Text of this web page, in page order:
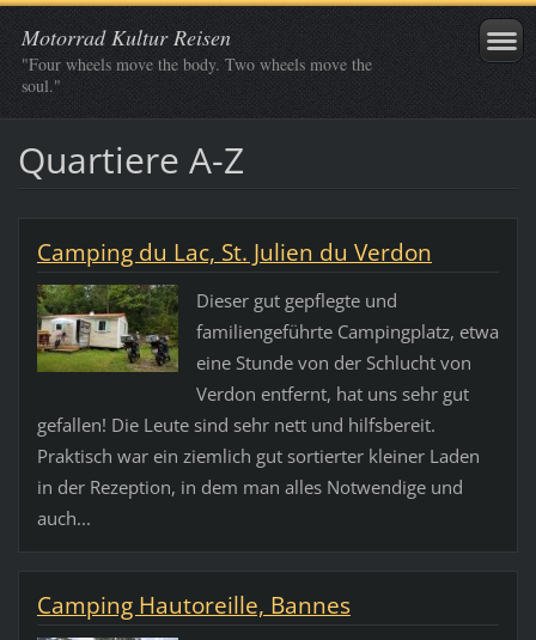
Motorrad Kultur Reisen
"Four wheels move the body. Two wheels move the
soul."
Quartiere A-Z
Camping du Lac, St. Julien du Verdon
Dieser gut gepflegte und
familiengeführte Campingplatz, etwa
eine Stunde von der Schlucht von
Verdon entfernt, hat uns sehr gut
gefallen! Die Leute sind sehr nett und hilfsbereit.
Praktisch war ein ziemlich gut sortierter kleiner Laden
in der Rezeption, in dem man alles Notwendige und
auch...
Camping Hautoreille, Bannes